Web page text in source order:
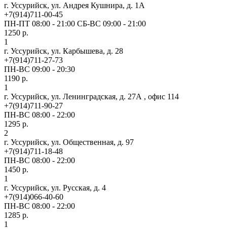
г. Уссурийск, ул. Андрея Кушнира, д. 1А
+7(914)711-00-45
ПН-ПТ 08:00 - 21:00 СБ-ВС 09:00 - 21:00
1250 р.
1
г. Уссурийск, ул. Карбышева, д. 28
+7(914)711-27-73
ПН-ВС 09:00 - 20:30
1190 р.
1
г. Уссурийск, ул. Ленинградская, д. 27А , офис 114
+7(914)711-90-27
ПН-ВС 08:00 - 22:00
1295 р.
2
г. Уссурийск, ул. Общественная, д. 97
+7(914)711-18-48
ПН-ВС 08:00 - 22:00
1450 р.
1
г. Уссурийск, ул. Русская, д. 4
+7(914)066-40-60
ПН-ВС 08:00 - 22:00
1285 р.
1